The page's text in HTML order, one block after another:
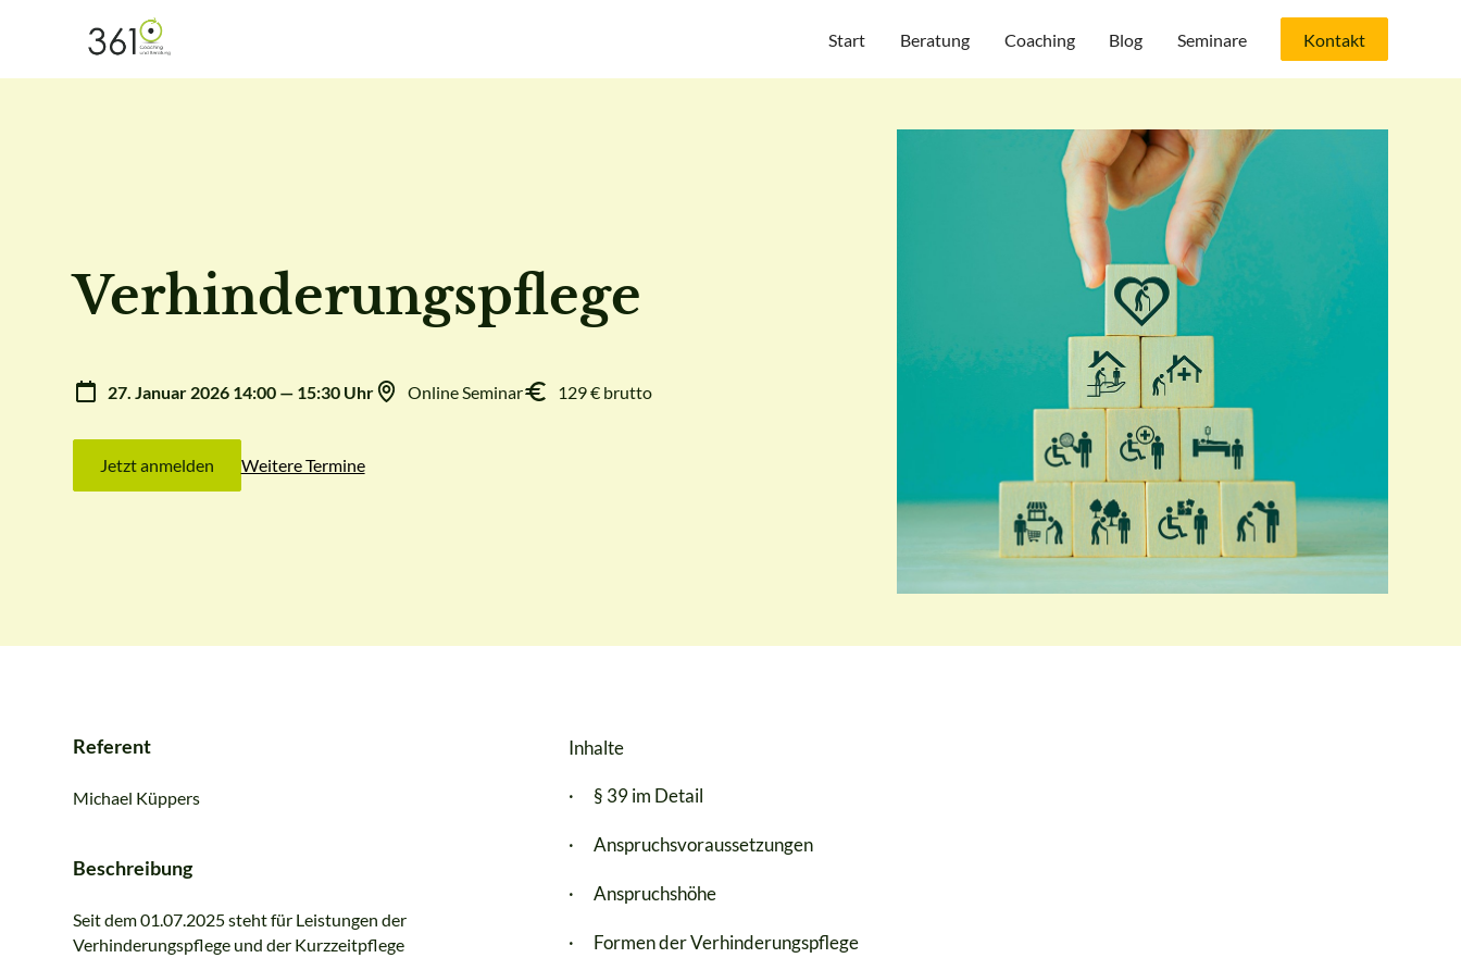
Start Beratung Coaching Blog Seminare Kontakt
Verhinderungspflege
27. Januar 2026 14:00 — 15:30 Uhr Online Seminar 129 € brutto
Jetzt anmelden Weitere Termine
Referent
Michael Küppers
Beschreibung
Seit dem 01.07.2025 steht für Leistungen der
Verhinderungspflege und der Kurzzeitpflege
Inhalte
· § 39 im Detail
· Anspruchsvoraussetzungen
· Anspruchshöhe
· Formen der Verhinderungspflege